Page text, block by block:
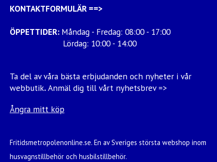
KONTAKTFORMULÄR ==>
ÖPPETTIDER: Måndag - Fredag: 08:00 - 17:00
Lördag: 10:00 - 14:00
Ta del av våra bästa erbjudanden och nyheter i vår
webbutik.Anmäl dig till vårt nyhetsbrev =>
Ångra mitt köp
Fritidsmetropolenonline.se. En av Sveriges största webshop inom
husvagnstillbehör och husbilstillbehör.